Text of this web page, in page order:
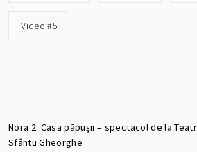
Video #5
Nora 2. Casa păpușii – spectacol de la
Sfântu Gheorghe